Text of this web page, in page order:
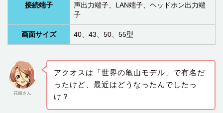
接続端子
声出力端子、LAN端子、ヘッドホン出力端
子
画面サイズ 40、43、50、55型
花織さん
アクオスは「世界の亀山モデル」で有名だ
ったけど、最近はどうなったんでしたっ
け？